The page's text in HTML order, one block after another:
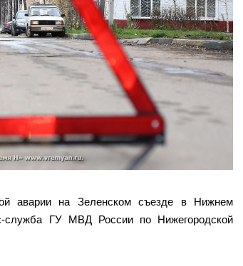
аварии на Зеленском съезде в Нижнем
служба ГУ МВД России по Нижегородской